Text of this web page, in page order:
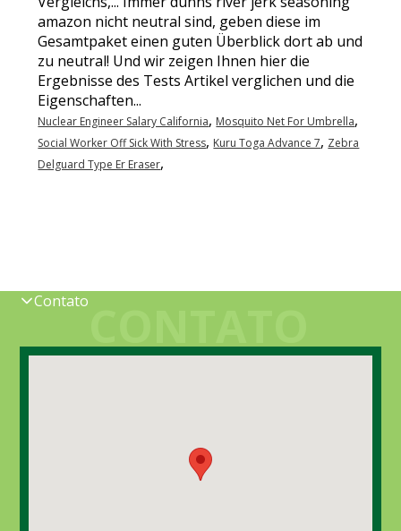
Nuclear Engineer Salary California, Mosquito Net For Umbrella,
Social Worker Off Sick With Stress, Kuru Toga Advance 7, Zebra
Delguard Type Er Eraser,
Contato